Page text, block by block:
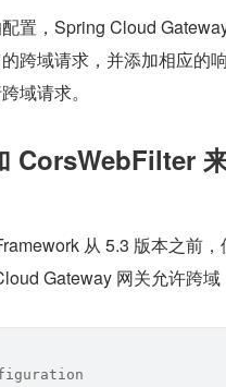
置，Spring Cloud
跨域请求，并添加相应的
域请求。
CorsWebFilter
从 5.3 版本之前
Gateway 网关允许跨域